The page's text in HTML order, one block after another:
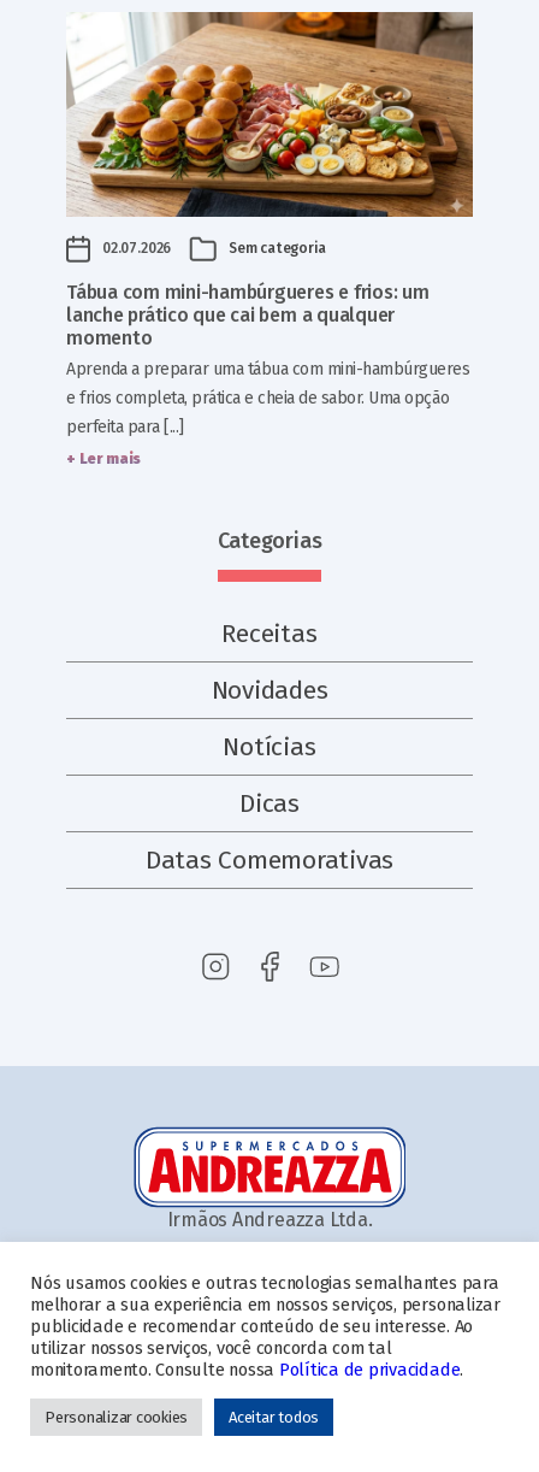
02.07.2026 Sem categoria
Tábua com mini-hambúrgueres e frios: um
lanche prático que cai bem a qualquer
momento
Aprenda a preparar uma tábua com mini-hambúrgueres
e frios completa, prática e cheia de sabor. Uma opção
perfeita para [...]
+ Ler mais
Categorias
Receitas
Novidades
Notícias
Dicas
Datas Comemorativas
Irmãos Andreazza Ltda.
HomeQuem somosOfertasAplicativoServiçosCartão
Nossas LojasBlogContatoTrabalhe conosco
Troco Solidário
Nós usamos cookies e outras tecnologias semalhantes para
melhorar a sua experiência em nossos serviços, personalizar
publicidade e recomendar conteúdo de seu interesse. Ao
utilizar nossos serviços, você concorda com tal
monitoramento. Consulte nossa Política de privacidade.
Personalizar cookies Aceitar todos